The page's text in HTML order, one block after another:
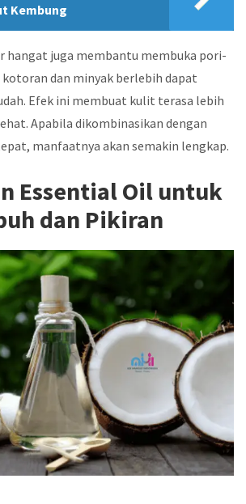
Kembung
hangat juga membantu membuka pori-
dan minyak berlebih dapat
Efek ini membuat kulit terasa lebih
Apabila dikombinasikan dengan
manfaatnya akan semakin lengkap.
Essential Oil untuk
dan Pikiran